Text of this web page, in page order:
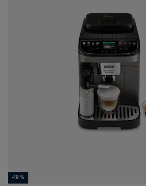
-19 %